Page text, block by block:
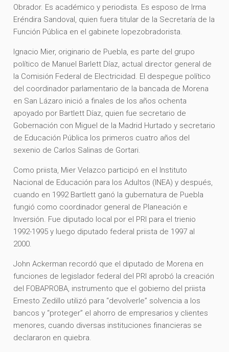
Obrador. Es académico y periodista. ​Es esposo de Irma
Eréndira Sandoval, quien fuera titular de la Secretaría de la
Función Pública en el gabinete lopezobradorista.
Ignacio Mier, originario de Puebla, es parte del grupo
político de Manuel Barlett Díaz, actual director general de
la Comisión Federal de Electricidad. El despegue político
del coordinador parlamentario de la bancada de Morena
en San Lázaro inició a finales de los años ochenta
apoyado por Bartlett Díaz, quien fue secretario de
Gobernación con Miguel de la Madrid Hurtado y secretario
de Educación Pública los primeros cuatro años del
sexenio de Carlos Salinas de Gortari.
Como priista, Mier Velazco participó en el Instituto
Nacional de Educación para los Adultos (INEA) y después,
cuando en 1992 Bartlett ganó la gubernatura de Puebla
fungió como coordinador general de Planeación e
Inversión. Fue diputado local por el PRI para el trienio
1992-1995 y luego diputado federal priista de 1997 al
2000.
John Ackerman recordó que el diputado de Morena en
funciones de legislador federal del PRI aprobó la creación
del FOBAPROBA, instrumento que el gobierno del priista
Ernesto Zedillo utilizó para “devolverle” solvencia a los
bancos y “proteger” el ahorro de empresarios y clientes
menores, cuando diversas instituciones financieras se
declararon en quiebra.